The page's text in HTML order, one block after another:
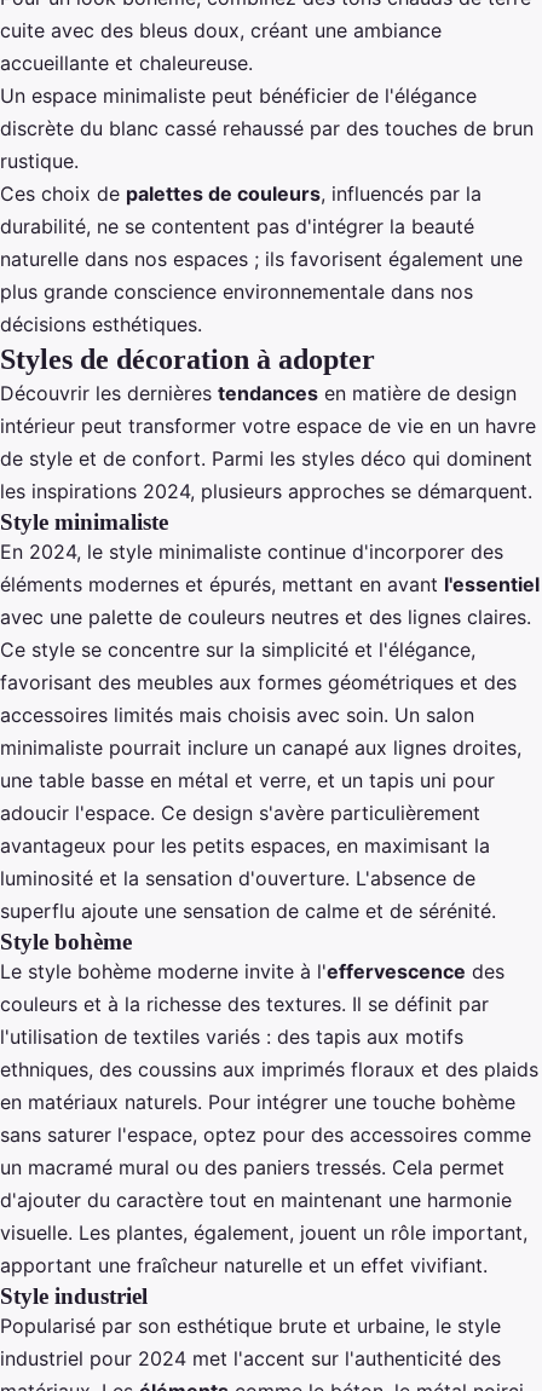
cuite avec des bleus doux, créant une ambiance
accueillante et chaleureuse.
Un espace minimaliste peut bénéficier de l'élégance
discrète du blanc cassé rehaussé par des touches de brun
rustique.
Ces choix de palettes de couleurs, influencés par la
durabilité, ne se contentent pas d'intégrer la beauté
naturelle dans nos espaces ; ils favorisent également une
plus grande conscience environnementale dans nos
décisions esthétiques.
Styles de décoration à adopter
Découvrir les dernières tendances en matière de design
intérieur peut transformer votre espace de vie en un havre
de style et de confort. Parmi les styles déco qui dominent
les inspirations 2024, plusieurs approches se démarquent.
Style minimaliste
En 2024, le style minimaliste continue d'incorporer des
éléments modernes et épurés, mettant en avant l'essentiel
avec une palette de couleurs neutres et des lignes claires.
Ce style se concentre sur la simplicité et l'élégance,
favorisant des meubles aux formes géométriques et des
accessoires limités mais choisis avec soin. Un salon
minimaliste pourrait inclure un canapé aux lignes droites,
une table basse en métal et verre, et un tapis uni pour
adoucir l'espace. Ce design s'avère particulièrement
avantageux pour les petits espaces, en maximisant la
luminosité et la sensation d'ouverture. L'absence de
superflu ajoute une sensation de calme et de sérénité.
Style bohème
Le style bohème moderne invite à l'effervescence des
couleurs et à la richesse des textures. Il se définit par
l'utilisation de textiles variés : des tapis aux motifs
ethniques, des coussins aux imprimés floraux et des plaids
en matériaux naturels. Pour intégrer une touche bohème
sans saturer l'espace, optez pour des accessoires comme
un macramé mural ou des paniers tressés. Cela permet
d'ajouter du caractère tout en maintenant une harmonie
visuelle. Les plantes, également, jouent un rôle important,
apportant une fraîcheur naturelle et un effet vivifiant.
Style industriel
Popularisé par son esthétique brute et urbaine, le style
industriel pour 2024 met l'accent sur l'authenticité des